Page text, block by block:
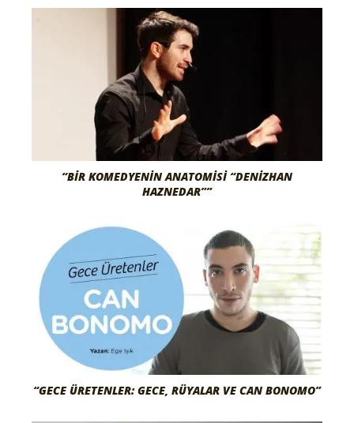
“BIR KOMEDYENIN ANATOMISI “DENIZHAN
HAZNEDAR””
“GECE ÜRETENLER: GECE, RÜYALAR VE CAN BONOMO”